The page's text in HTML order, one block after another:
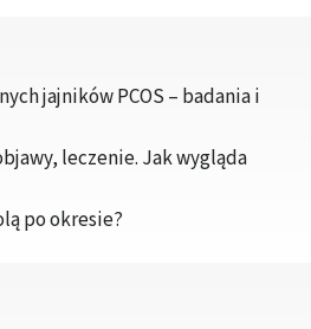
jajników PCOS – badania i
leczenie. Jak wygląda
po okresie?